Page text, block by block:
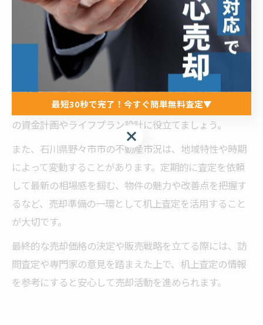
コツです。
不動産売却における机上査定の活用ポイント
不動産売却を成功させるためには、机上査定結果を「市
場の目安」として活用することがポイントです。売却を
本格的に進める前に、現状の市場価格を把握し、売却後
の資金計画やライフプラン設計に役立てましょう。
また、石川県野々市市の不動産市況は、地域特性や時期
によって変動することがあります。定期的に査定を依頼
して最新の相場感を掴む、物件の魅力や改善点を把握す
るなど、売却準備の一環として机上査定を活用すること
が大切です。
最終的な売却価格の決定や販売戦略を立てる際には、訪
問査定や専門家の意見を踏まえた上で、机上査定の情報
を参考にすると安心して売却活動を進められます。
最短30秒で完了！今すぐ簡単無料査定▼
最短30秒で完了！今すぐ簡単無料査定▼